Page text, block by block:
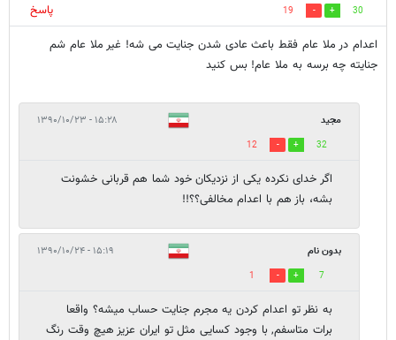
30
19
پاسخ
اعدام در ملا عام فقط باعث عادی شدن جنایت می شه! غیر ملا عام شم
جنایته چه برسه به ملا عام! بس کنید
مجید ۱۵:۲۸ - ۱۳۹۰/۱۰/۲۳
32
12
اگر خدای نکرده یکی از نزدیکان خود شما هم قربانی خشونت
بشه، باز هم با اعدام مخالفی؟؟!!
بدون نام ۱۵:۱۹ - ۱۳۹۰/۱۰/۲۴
7
1
به نظر تو اعدام کردن یه مجرم جنایت حساب میشه؟ واقعا
برات متاسفم, با وجود کسایی مثل تو ایران عزیز هیچ وقت رنگ